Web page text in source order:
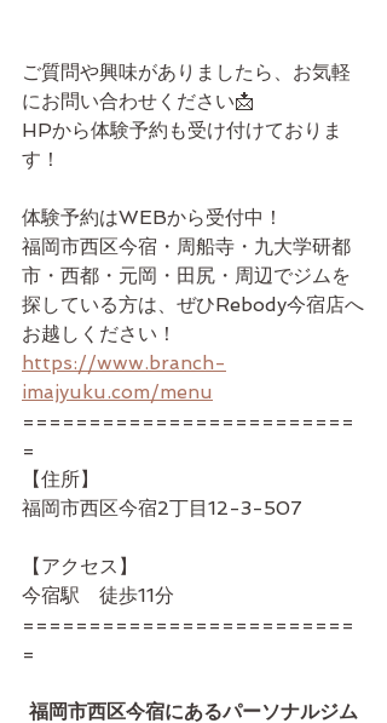
ご質問や興味がありましたら、お気軽
にお問い合わせください📩
HPから体験予約も受け付けておりま
す！
体験予約はWEBから受付中！
福岡市西区今宿・周船寺・九大学研都
市・西都・元岡・田尻・周辺でジムを
探している方は、ぜひRebody今宿店へ
お越しください！
https://www.branch-
imajyuku.com/menu
=========================
=
【住所】
福岡市西区今宿2丁目12-3-507
【アクセス】
今宿駅　徒歩11分
=========================
=
福岡市西区今宿にあるパーソナルジム